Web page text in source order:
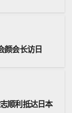
颜会长访日
顺利抵达日本